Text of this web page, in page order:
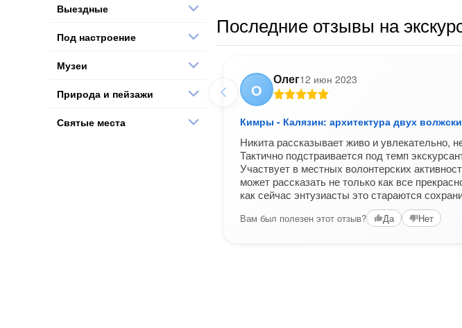
Последние отзывы на
О
Олег12 июн 2023
Кимры - Калязин: архитектура двух
Никита рассказывает живо и увлекательно,
Тактично подстраивается под темп
Участвует в местных волонтерских
может рассказать не только как все
как сейчас энтузиасты это стараются
Вам был полезен этот отзыв? Да Нет
Выездные
Под настроение
Музеи
Природа и пейзажи
Святые места